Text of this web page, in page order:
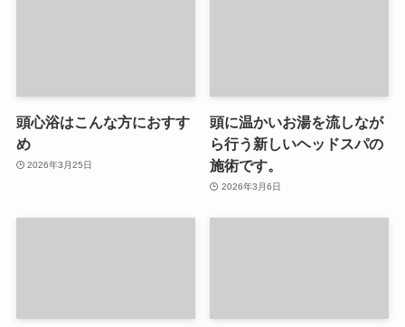
頭心浴はこんな方におすす
め
2026年3月25日
頭に温かいお湯を流しなが
ら行う新しいヘッドスパの
施術です。
2026年3月6日